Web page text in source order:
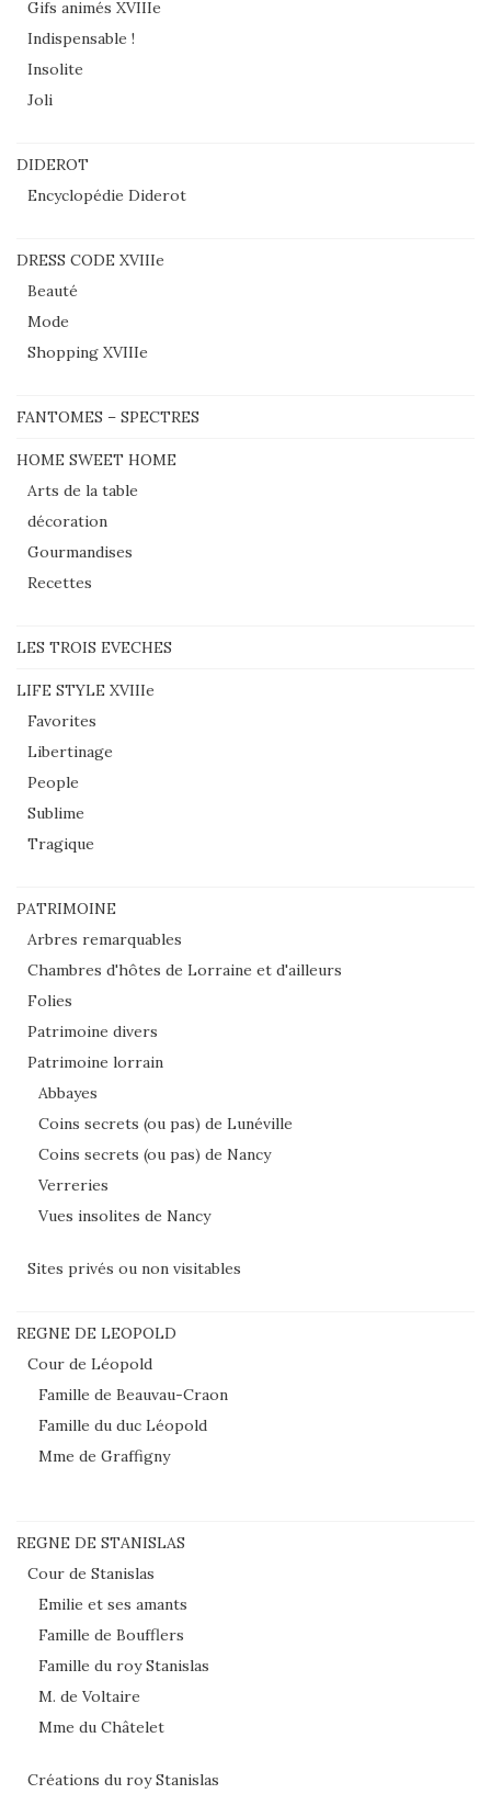
Gifs animés XVIIIe
Indispensable !
Insolite
Joli
DIDEROT
Encyclopédie Diderot
DRESS CODE XVIIIe
Beauté
Mode
Shopping XVIIIe
FANTOMES – SPECTRES
HOME SWEET HOME
Arts de la table
décoration
Gourmandises
Recettes
LES TROIS EVECHES
LIFE STYLE XVIIIe
Favorites
Libertinage
People
Sublime
Tragique
PATRIMOINE
Arbres remarquables
Chambres d'hôtes de Lorraine et d'ailleurs
Folies
Patrimoine divers
Patrimoine lorrain
Abbayes
Coins secrets (ou pas) de Lunéville
Coins secrets (ou pas) de Nancy
Verreries
Vues insolites de Nancy
Sites privés ou non visitables
REGNE DE LEOPOLD
Cour de Léopold
Famille de Beauvau-Craon
Famille du duc Léopold
Mme de Graffigny
REGNE DE STANISLAS
Cour de Stanislas
Emilie et ses amants
Famille de Boufflers
Famille du roy Stanislas
M. de Voltaire
Mme du Châtelet
Créations du roy Stanislas